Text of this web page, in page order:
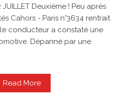
JUILLET Deuxième ! Peu après
Cahors - Paris n°3634 rentrait
conducteur a constaté une
Dépanné par une
Read More